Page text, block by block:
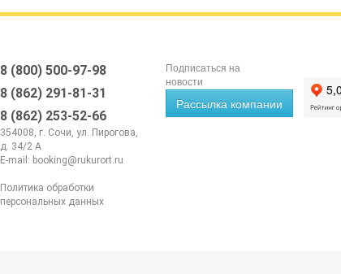
8 (800) 500-97-98
8 (862) 291-81-31
8 (862) 253-52-66
354008, г. Сочи, ул. Пирогова,
д. 34/2 А
E-mail: booking@rukurort.ru
Политика обработки
персональных данных
Подписаться на
новости
Рассылка компании